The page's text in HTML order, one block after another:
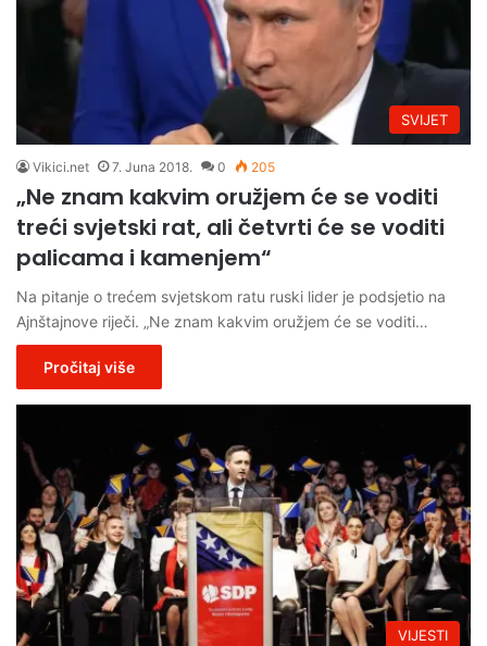
SVIJET
Vikici.net 7. Juna 2018. 0 205
„Ne znam kakvim oružjem će se voditi
treći svjetski rat, ali četvrti će se voditi
palicama i kamenjem“
Na pitanje o trećem svjetskom ratu ruski lider je podsjetio na
Ajnštajnove riječi. „Ne znam kakvim oružjem će se voditi…
Pročitaj više
VIJESTI